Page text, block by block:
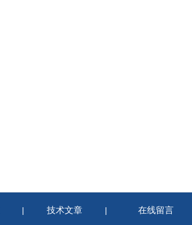
| 技术文章 | 在线留言